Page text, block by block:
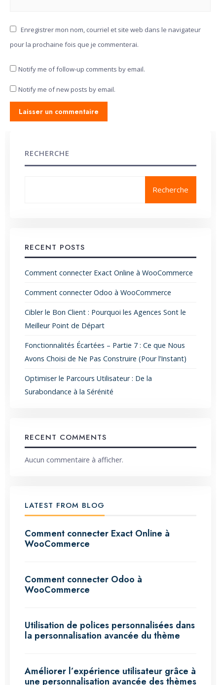
Enregistrer mon nom, courriel et site web dans le navigateur
pour la prochaine fois que je commenterai.
Notify me of follow-up comments by email.
Notify me of new posts by email.
RECHERCHE
Recherche
RECENT POSTS
Comment connecter Exact Online à WooCommerce
Comment connecter Odoo à WooCommerce
Cibler le Bon Client : Pourquoi les Agences Sont le
Meilleur Point de Départ
Fonctionnalités Écartées – Partie 7 : Ce que Nous
Avons Choisi de Ne Pas Construire (Pour l’Instant)
Optimiser le Parcours Utilisateur : De la
Surabondance à la Sérénité
RECENT COMMENTS
Aucun commentaire à afficher.
LATEST FROM BLOG
Comment connecter Exact Online à
WooCommerce
Comment connecter Odoo à
WooCommerce
Utilisation de polices personnalisées dans
la personnalisation avancée du thème
Améliorer l’expérience utilisateur grâce à
une personnalisation avancée des thèmes